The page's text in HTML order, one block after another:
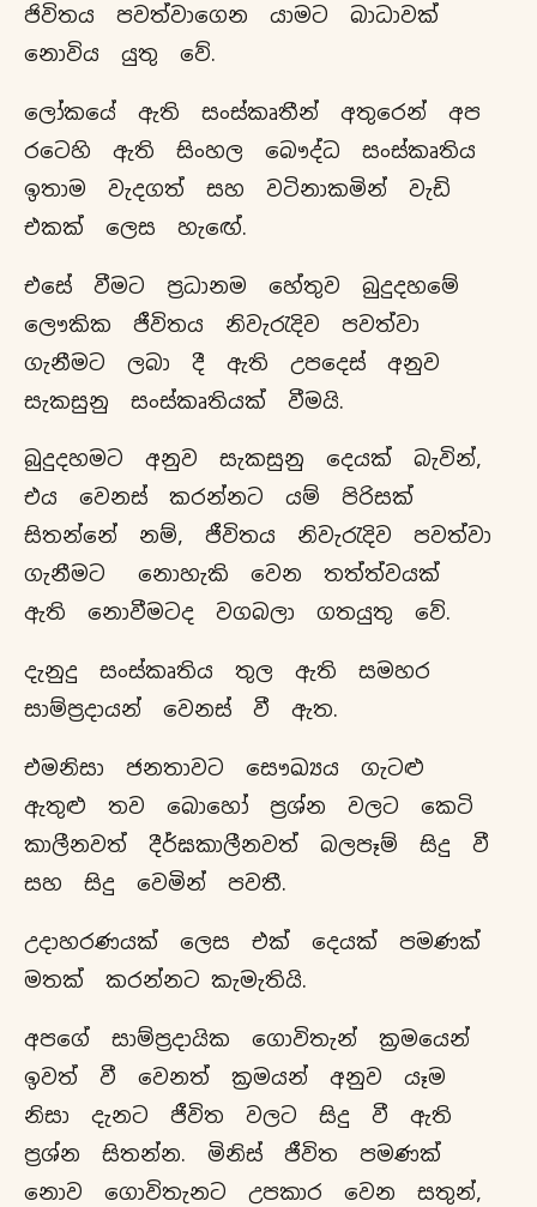
ජිවිතය පවත්වාගෙන යාමට බාධාවක්
නොවිය යුතු වේ.
ලෝකයේ ඇති සංස්කෘතීන් අතුරෙන් අප
රටෙහි ඇති සිංහල බෞද්ධ සංස්කෘතිය
ඉතාම වැදගත් සහ වටිනාකමින් වැඩි
එකක් ලෙස හැඟේ.
එසේ වීමට ප්‍රධානම හේතුව බුදුදහමේ
ලෞකික ජීවිතය නිවැරැදිව පවත්වා
ගැනීමට ලබා දී ඇති උපදෙස් අනුව
සැකසුනු සංස්කෘතියක් වීමයි.
බුදුදහමට අනුව සැකසුනු දෙයක් බැවින්,
එය වෙනස් කරන්නට යම් පිරිසක්
සිතන්නේ නම්, ජීවිතය නිවැරැදිව පවත්වා
ගැනීමට නොහැකි වෙන තත්ත්වයක්
ඇති නොවීමටද වගබලා ගතයුතු වේ.
දැනුදු සංස්කෘතිය තුල ඇති සමහර
සාම්ප්‍රදායන් වෙනස් වී ඇත.
එමනිසා ජනතාවට සෞඛ්‍යය ගැටළු
ඇතුළු තව බොහෝ ප්‍රශ්න වලට කෙටි
කාලීනවත් දීර්ඝකාලීනවත් බලපෑම් සිදු වී
සහ සිදු වෙමින් පවතී.
උදාහරණයක් ලෙස එක් දෙයක් පමණක්
මතක් කරන්නට කැමැතියි.
අපගේ සාම්ප්‍රදායික ගොවිතැන් ක්‍රමයෙන්
ඉවත් වී වෙනත් ක්‍රමයන් අනුව යෑම
නිසා දැනට ජීවිත වලට සිදු වී ඇති
ප්‍රශ්න සිතන්න. මිනිස් ජීවිත පමණක්
නොව ගොවිතැනට උපකාර වෙන සතුන්,